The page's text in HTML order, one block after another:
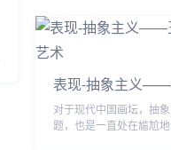
表现-抽象主义——
对于现代中国画坛，抽
题，也是一直处在尴尬